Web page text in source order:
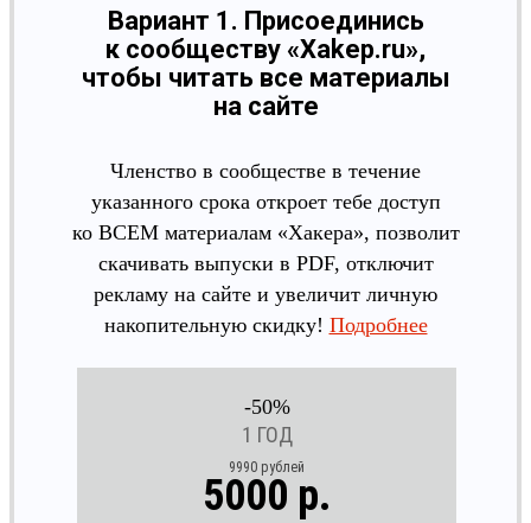
Вариант 1. Присоединись
к сообществу «Xakep.ru»,
чтобы читать все материалы
на сайте
Членство в сообществе в течение
указанного срока откроет тебе доступ
ко ВСЕМ материалам «Хакера», позволит
скачивать выпуски в PDF, отключит
рекламу на сайте и увеличит личную
накопительную скидку! Подробнее
-50%
1 ГОД
9990 рублей
5000 р.